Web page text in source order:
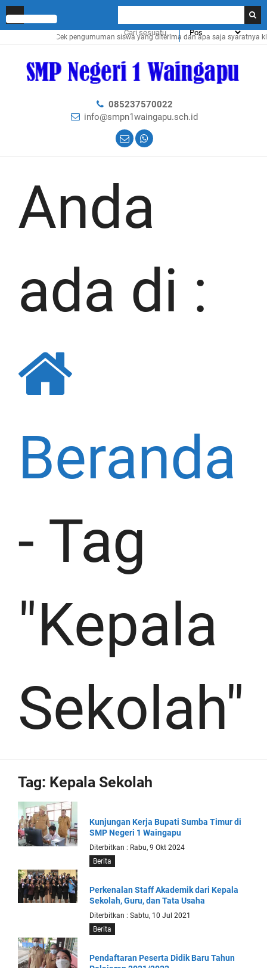
Cek pengumuman siswa yang diterima dan apa saja syaratnya klik
085237570022
info@smpn1waingapu.sch.id
Anda
ada di :
Beranda
- Tag
"Kepala
Sekolah"
Tag: Kepala Sekolah
Berita
Kunjungan Kerja Bupati Sumba Timur di
SMP Negeri 1 Waingapu
Diterbitkan : Rabu, 9 Okt 2024
Berita
Perkenalan Staff Akademik dari Kepala
Sekolah, Guru, dan Tata Usaha
Diterbitkan : Sabtu, 10 Jul 2021
Pendaftaran Peserta Didik Baru Tahun